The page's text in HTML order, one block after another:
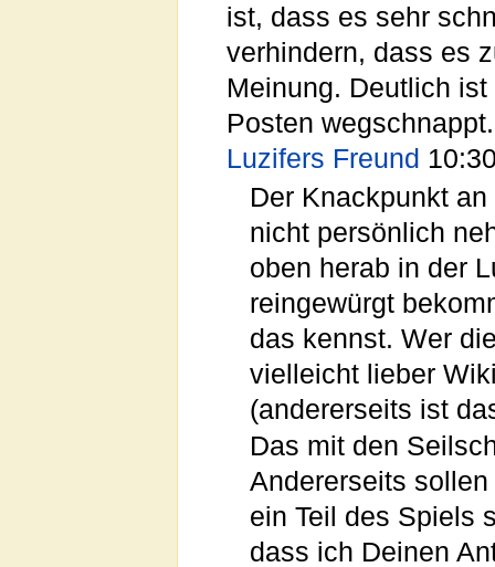
ist, dass es sehr
verhindern, dass es
Meinung. Deutlich
Posten
Luzifers Freund
Der Knackpunkt
nicht persönlich
oben herab in der
reingewürgt
das kennst. Wer
vielleicht lieber
(andererseits ist
Das mit den
Andererseits
ein Teil des Spiels
dass ich Deinen